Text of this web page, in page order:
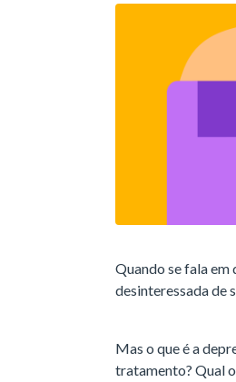
Quando se fala em
desinteressada de
Mas o que é a
tratamento? Qual